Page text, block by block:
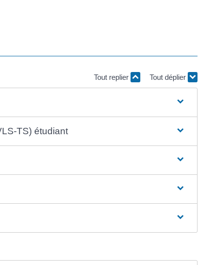
Tout replier Tout déplier
TS) étudiant